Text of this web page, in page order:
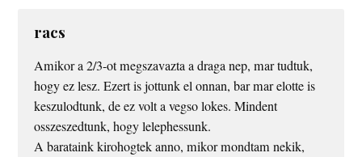
racs
Amikor a 2/3-ot megszavazta a draga nep, mar tudtuk,
hogy ez lesz. Ezert is jottunk el onnan, bar mar elotte is
keszulodtunk, de ez volt a vegso lokes. Mindent
osszeszedtunk, hogy lelephessunk.
A barataink kirohogtek anno, mikor mondtam nekik,